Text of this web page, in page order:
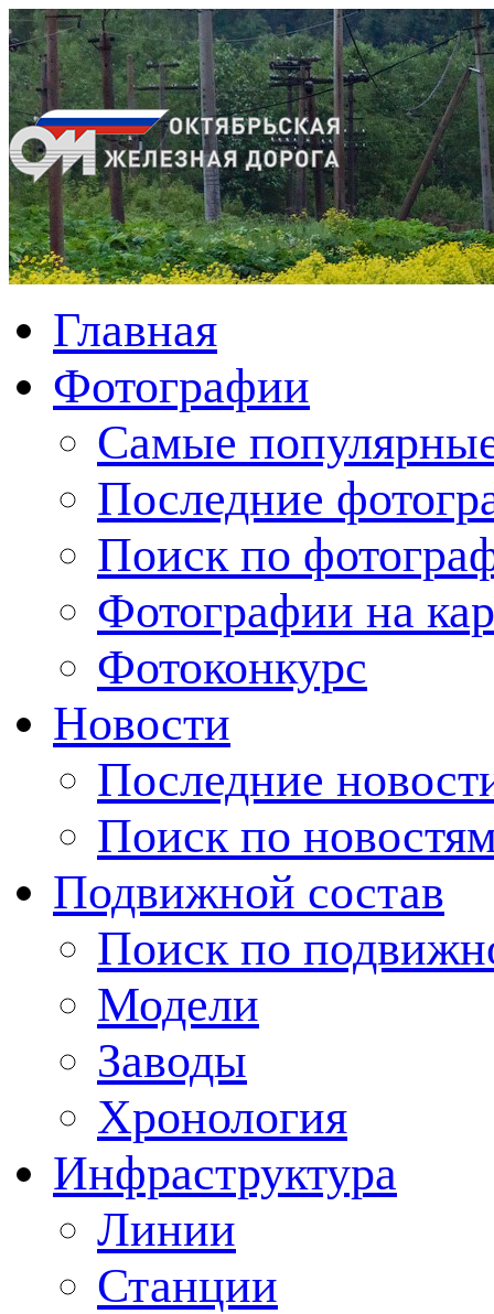
Главная
Фотографии
Cамые
Последние
Поиск по
Фотографии на
Фотоконкурс
Новости
Последние
Поиск по
Подвижной состав
Поиск по
Модели
Заводы
Хронология
Инфраструктура
Линии
Станции